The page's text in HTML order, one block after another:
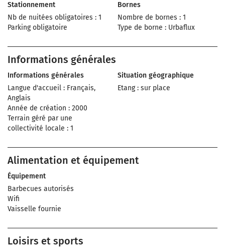
Stationnement
Nb de nuitées obligatoires : 1
Parking obligatoire
Bornes
Nombre de bornes : 1
Type de borne : Urbaflux
Informations générales
Informations générales
Langue d'accueil : Français,
Anglais
Année de création : 2000
Terrain géré par une
collectivité locale : 1
Situation géographique
Etang : sur place
Alimentation et équipement
Équipement
Barbecues autorisés
Wifi
Vaisselle fournie
Loisirs et sports